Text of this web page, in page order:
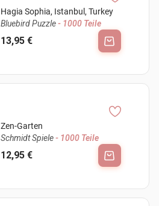
Hagia Sophia, Istanbul, Turkey
Bluebird Puzzle- 1000 Teile
13,95 €
Zen-Garten
Schmidt Spiele- 1000 Teile
12,95 €